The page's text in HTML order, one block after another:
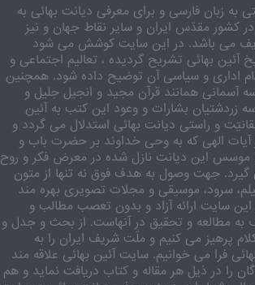
به زبان فارسی و برای معرفی دیانت بهائی به
کشور مقدّس ایران و سایر نقاط جهان و نیز
می باشد. در این سایت کوشش می شود
آئین بهائی تشریح گردیده ، تعالیم اجتماعی و
اداری و سیاسی آن توضیح داده شود. همچنین
آسمانی همانند قرآن مجید و انجیل جلیل و
زردشتیان بشارات و وعود این کتب به آئین
و راستی دیانت بهائی استدلال می گردد و
الهی که به وحی خداوند بر حضرت باب و
موسس این دیانت نازل شده در معرض فکر و روح
گیرد. جهت وصول به هدف فوق نه تنها از متون
سرود، موسیقی و مجلات تصویری بهره مند
سایت ارائه آزاد و بدون تعصب مطالب و
مطالعه و تحقیق در آنهاست. از بحث و جدل و
پرهیز می کنیم و ملّت شریف ایران را به
فرا می خوانیم. سایت آئین بهائی علاقه مند
را در ذیل هر مقاله و کتاب دریافت نماید و هم